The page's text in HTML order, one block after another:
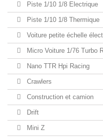
Piste 1/10 1/8 Electrique
Piste 1/10 1/8 Thermique
Voiture petite échelle
Micro Voiture 1/76 Turbo
Nano TTR Hpi Racing
Crawlers
Construction et camion
Drift
Mini Z